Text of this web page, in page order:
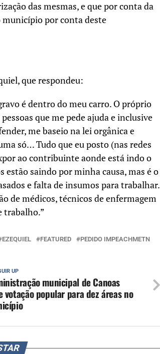
das mesmas, e que por conta da
por conta deste
que respondeu:
é dentro do meu carro. O próprio
que me pede ajuda e inclusive
me baseio na lei orgânica e
só… Tudo que eu posto (nas redes
ao contribuinte aonde está indo o
estão saindo por minha causa, mas é o
e falta de insumos para trabalhar.
de médicos, técnicos de enfermagem
trabalho.”
EZEQUIEL FEATURED
PEDIDO IMPEACHMETN
UP
municipal de Canoas
votação popular para dez áreas no